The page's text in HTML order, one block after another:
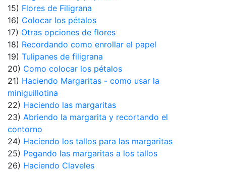
15) Flores de Filigrana
16) Colocar los pétalos
17) Otras opciones de flores
18) Recordando como enrollar el papel
19) Tulipanes de filigrana
20) Como colocar los pétalos
21) Haciendo Margaritas - como usar la
miniguillotina
22) Haciendo las margaritas
23) Abriendo la margarita y recortando el
contorno
24) Haciendo los tallos para las margaritas
25) Pegando las margaritas a los tallos
26) Haciendo Claveles